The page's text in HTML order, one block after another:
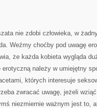
nie zdobi człowieka, w
Weźmy choćby pod uwagę
że każda kobieta wygląda
erotyczną należy w umiejętny
których interesuje
zwracać uwagę, jeżeli
niezmiernie ważnym jest to,